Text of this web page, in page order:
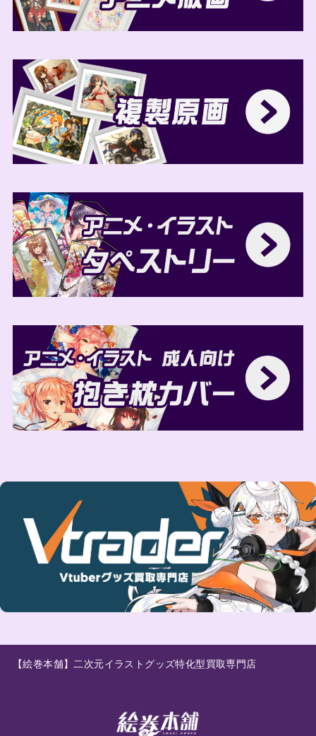
【絵巻本舗】二次元イラストグッズ特化型買取専門店